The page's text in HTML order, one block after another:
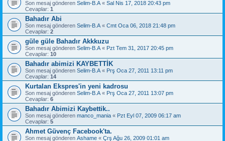
Son mesaj gönderen Selim-B.A « Sal Nis 17, 2018 20:43 pm
Cevaplar: 1
Bahadır Abi
Son mesaj gönderen Selim-B.A « Cmt Oca 06, 2018 21:48 pm
Cevaplar: 2
güle güle Bahadır Akkkuzu
Son mesaj gönderen Selim-B.A « Pzt Tem 31, 2017 20:45 pm
Cevaplar: 10
Bahadır abimizi KAYBETTİK
Son mesaj gönderen Selim-B.A « Prş Oca 27, 2011 13:11 pm
Cevaplar: 14
Kurtalan Ekspres'in yeni kadrosu
Son mesaj gönderen Selim-B.A « Prş Oca 27, 2011 13:07 pm
Cevaplar: 6
Bahadır Abimizi Kaybettik..
Son mesaj gönderen manco_mania « Pzt Eyl 07, 2009 06:17 am
Cevaplar: 5
Ahmet Güvenç Facebook'ta.
Son mesaj gönderen Ashame « Çrş Ağu 26, 2009 01:01 am